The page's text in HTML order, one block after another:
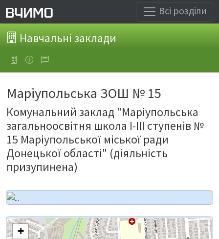
Всі розділи
Навчальні заклади
Маріупольська ЗОШ № 15
Комунальний заклад "Маріупольська
загальноосвітня школа І-ІІІ ступенів №
15 Маріупольської міської ради
Донецької області" (діяльність
призупинена)
+